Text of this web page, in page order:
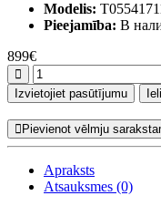
Modelis:
Pieejamība: В
899€
Izvietojiet pasūtījumu
Pievienot vēlmju
Apraksts
Atsauksmes (0)